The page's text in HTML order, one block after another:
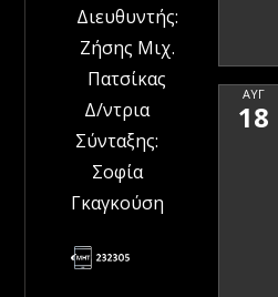
Διευθυντής:
Ζήσης Μιχ.
Πατσίκας
Δ/ντρια
Σύνταξης:
Σοφία
Γκαγκούση
ΑΥΓ
18